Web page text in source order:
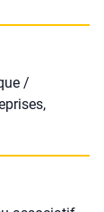
/